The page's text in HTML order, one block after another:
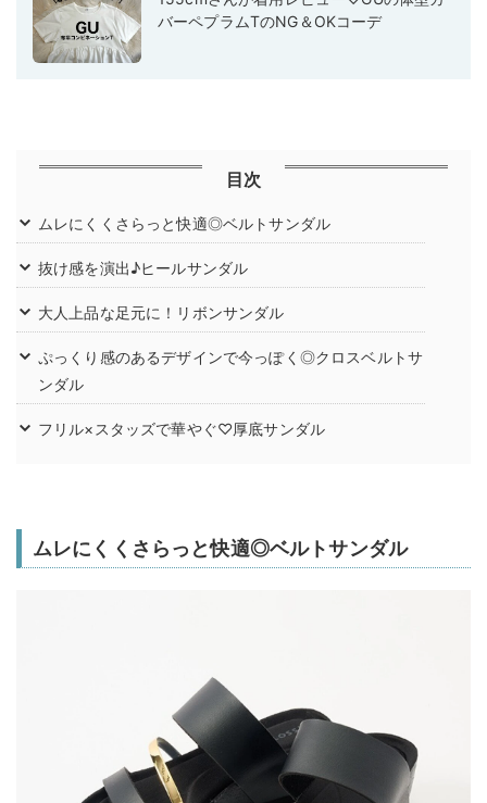
バーペプラムTのNG＆OKコーデ
目次
ムレにくくさらっと快適◎ベルトサンダル
抜け感を演出♪ヒールサンダル
大人上品な足元に！リボンサンダル
ぷっくり感のあるデザインで今っぽく◎クロスベルトサ
ンダル
フリル×スタッズで華やぐ♡厚底サンダル
ムレにくくさらっと快適◎ベルトサンダル